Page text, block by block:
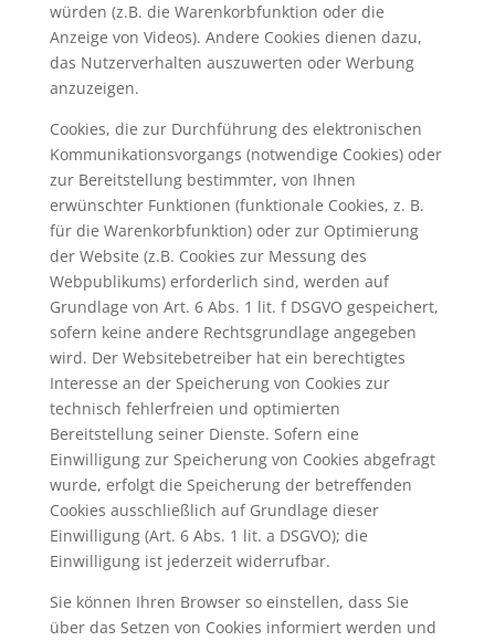
würden (z.B. die Warenkorbfunktion oder die
Anzeige von Videos). Andere Cookies dienen dazu,
das Nutzerverhalten auszuwerten oder Werbung
anzuzeigen.
Cookies, die zur Durchführung des elektronischen
Kommunikationsvorgangs (notwendige Cookies) oder
zur Bereitstellung bestimmter, von Ihnen
erwünschter Funktionen (funktionale Cookies, z. B.
für die Warenkorbfunktion) oder zur Optimierung
der Website (z.B. Cookies zur Messung des
Webpublikums) erforderlich sind, werden auf
Grundlage von Art. 6 Abs. 1 lit. f DSGVO gespeichert,
sofern keine andere Rechtsgrundlage angegeben
wird. Der Websitebetreiber hat ein berechtigtes
Interesse an der Speicherung von Cookies zur
technisch fehlerfreien und optimierten
Bereitstellung seiner Dienste. Sofern eine
Einwilligung zur Speicherung von Cookies abgefragt
wurde, erfolgt die Speicherung der betreffenden
Cookies ausschließlich auf Grundlage dieser
Einwilligung (Art. 6 Abs. 1 lit. a DSGVO); die
Einwilligung ist jederzeit widerrufbar.
Sie können Ihren Browser so einstellen, dass Sie
über das Setzen von Cookies informiert werden und